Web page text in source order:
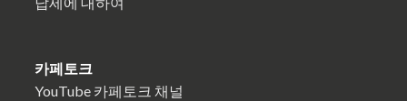
카페토크
YouTube 카페토크 채널